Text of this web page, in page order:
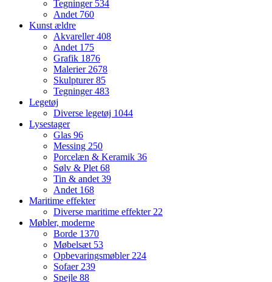
Tegninger 534
Andet 760
Kunst ældre
Akvareller408
Andet 175
Grafik 1876
Malerier 2678
Skulpturer85
Tegninger483
Legetøj
Diverse legetøj 1044
Lysestager
Glas 96
Messing 250
Porcelæn & Keramik 36
Sølv & Plet 68
Tin & andet 39
Andet 168
Maritime effekter
Diverse maritime effekter 22
Møbler, moderne
Borde 1370
Møbelsæt 53
Opbevaringsmøbler 224
Sofaer 239
Spejle 88